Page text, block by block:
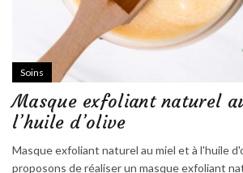
Soins
Masque exfoliant naturel
l’huile d’olive
Masque exfoliant naturel au miel et à l'huile
proposons de réaliser un masque exfoliant